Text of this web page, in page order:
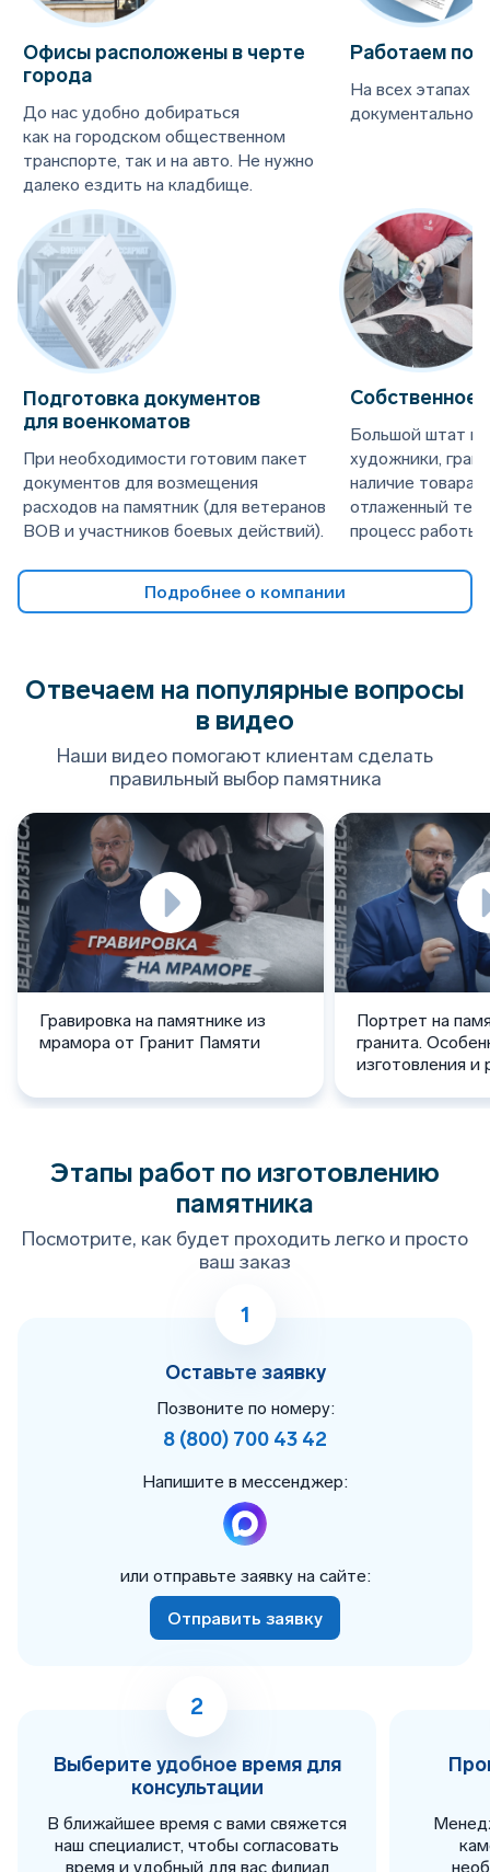
Подробнее о компании
Офисы расположены в черте
города
До нас удобно добираться
как на городском общественном
транспорте, так и на авто. Не нужно
далеко ездить на кладбище.
Подготовка документов
для военкоматов
При необходимости готовим пакет
документов для возмещения
расходов на памятник (для ветеранов
ВОВ и участников боевых действий).
Работаем по
На всех этапах
Собственное
Большой штат
художники,
наличие товара
отлаженный
процесс работы.
Отвечаем на популярные вопросы
в видео
Наши видео помогают клиентам сделать
правильный выбор памятника
Гравировка на памятнике из
мрамора от Гранит Памяти
Портрет на
гранита.
изготовления и
Этапы работ по изготовлению
памятника
Посмотрите, как будет проходить легко и просто
ваш заказ
1
Оставьте заявку
Позвоните по номеру:
8 (800) 700 43 42
Напишите в мессенджер:
или отправьте заявку на сайте:
Отправить заявку
2
Выберите удобное время для
консультации
В ближайшее время с вами свяжется
наш специалист, чтобы согласовать
время и удобный для вас филиал